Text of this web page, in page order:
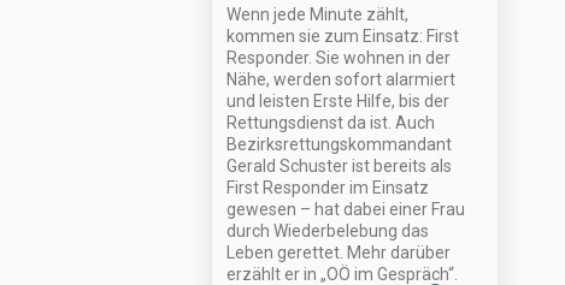
Wenn jede Minute zählt,
kommen sie zum Einsatz: First
Responder. Sie wohnen in der
Nähe, werden sofort alarmiert
und leisten Erste Hilfe, bis der
Rettungsdienst da ist. Auch
Bezirksrettungskommandant
Gerald Schuster ist bereits als
First Responder im Einsatz
gewesen – hat dabei einer Frau
durch Wiederbelebung das
Leben gerettet. Mehr darüber
erzählt er in „OÖ im Gespräch“.